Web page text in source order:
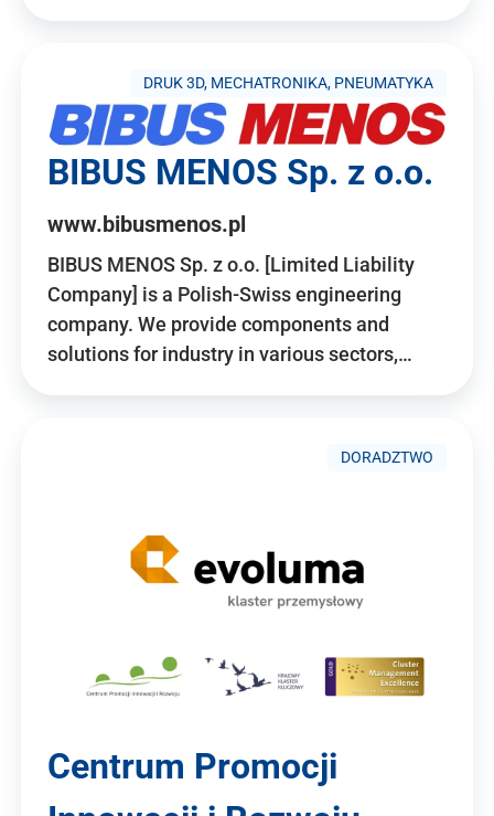
DRUK 3D, MECHATRONIKA, PNEUMATYKA
BIBUS MENOS Sp. z o.o.
www.bibusmenos.pl
BIBUS MENOS Sp. z o.o. [Limited Liability
Company] is a Polish-Swiss engineering
company. We provide components and
solutions for industry in various sectors,…
DORADZTWO
Centrum Promocji